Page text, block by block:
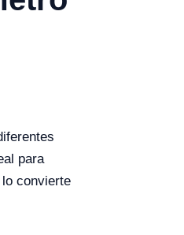
para
convierte